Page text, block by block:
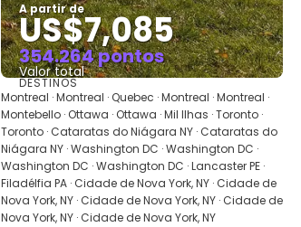
A partir de
US$7,085
354.264 pontos
Valor total
Saiba mais
DESTINOS
Montreal · Montreal · Quebec · Montreal · Montreal ·
Montebello · Ottawa · Ottawa · Mil Ilhas · Toronto ·
Toronto · Cataratas do Niágara NY · Cataratas do
Niágara NY · Washington DC · Washington DC ·
Washington DC · Washington DC · Lancaster PE ·
Filadélfia PA · Cidade de Nova York, NY · Cidade de
Nova York, NY · Cidade de Nova York, NY · Cidade de
Nova York, NY · Cidade de Nova York, NY